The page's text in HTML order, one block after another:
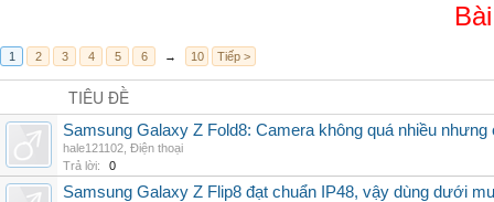
1 2 3 4 5 6 → 10 Tiếp >
TIÊU ĐỀ
Samsung Galaxy Z Fold8: Camera không quá nhiều nhưng
hale121102 Điện thoại
Trả lời:
0
Samsung Galaxy Z Flip8 đạt chuẩn IP48, vậy dùng dưới